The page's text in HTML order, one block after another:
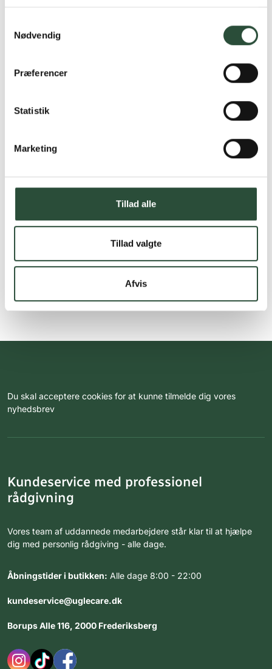
Nødvendig
Præferencer
Statistik
Marketing
Tillad alle
Tillad valgte
Afvis
Du skal acceptere cookies for at kunne tilmelde dig vores
nyhedsbrev
Kundeservice med professionel
rådgivning
Vores team af uddannede medarbejdere står klar til at hjælpe
dig med personlig rådgiving - alle dage.
Åbningstider i butikken: Alle dage 8:00 - 22:00
kundeservice@uglecare.dk
Borups Alle 116, 2000 Frederiksberg